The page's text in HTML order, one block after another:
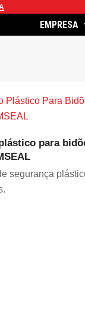
EMPRESA
VER PRODUTO
para
segurança